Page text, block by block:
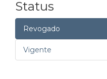
Status
Revogado
Vigente